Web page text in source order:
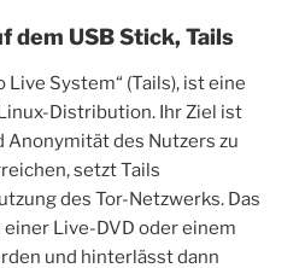
dem USB Stick, Tails
System“ (Tails), ist eine
Distribution. Ihr Ziel ist
Anonymität des Nutzers zu
setzt Tails
des Tor-Netzwerks. Das
Live-DVD oder einem
und hinterlässt dann